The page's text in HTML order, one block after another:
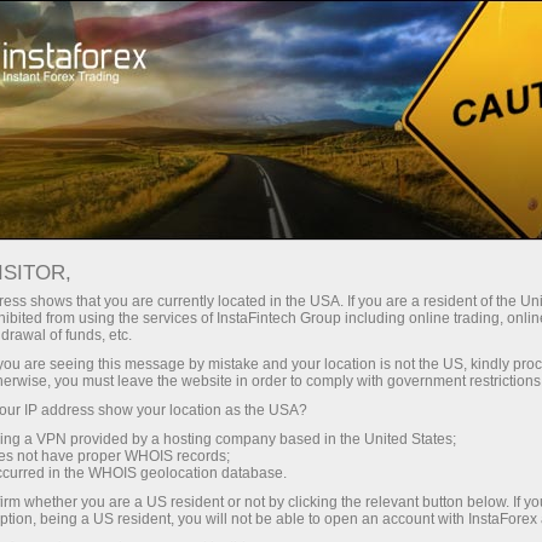
Начинающим
Финансовые рынки:
База знаний
Не знаете, с чего начать изучение онлайн-
торговли на финансовых рынках?
Ответ на этот вопрос содержится в этом
разделе для начинающих трейдеров. Здесь
есть и полезные советы, и ссылки на
shows that you are currently located in the USA. If you are a resident of the
from using the services of InstaFintech Group including online trading,
of funds, etc.
are seeing this message by mistake and your location is not the US, kindly
you must leave the website in order to comply with government
IP address show your location as the USA?
a VPN provided by a hosting company based in the United States;
not have proper WHOIS records;
in the WHOIS geolocation database.
whether you are a US resident or not by clicking the relevant button below. If
being a US resident, you will not be able to open an account with InstaForex